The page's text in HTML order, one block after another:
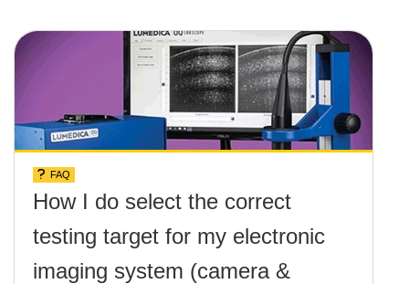
FAQ
How I do select the correct
testing target for my electronic
imaging system (camera &